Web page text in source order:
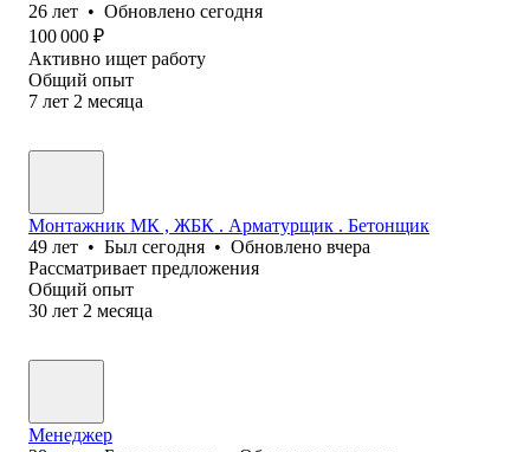
26 лет • Обновлено сегодня
100 000 ₽
Активно ищет работу
Общий опыт
7 лет 2 месяца
Монтажник МК , ЖБК . Арматурщик . Бетонщик
49 лет • Был сегодня • Обновлено вчера
Рассматривает предложения
Общий опыт
30 лет 2 месяца
Менеджер